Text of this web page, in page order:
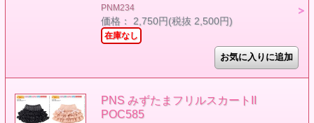
PNM234
価格： 2,750円(税抜 2,500円)
在庫なし
PNS みずたまフリルスカートII
POC585